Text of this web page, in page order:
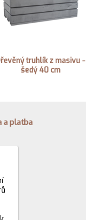
truhlík z masivu -
šedý 40 cm
a platba